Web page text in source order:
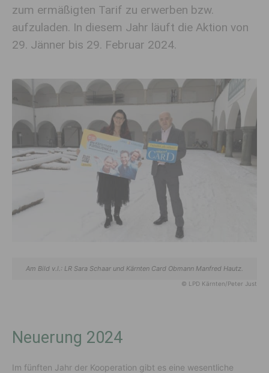
zum ermäßigten Tarif zu erwerben bzw.
aufzuladen. In diesem Jahr läuft die Aktion von
29. Jänner bis 29. Februar 2024.
Am Bild v.l.: LR Sara Schaar und Kärnten Card Obmann Manfred Hautz.
© LPD Kärnten/Peter Just
Neuerung 2024
Im fünften Jahr der Kooperation gibt es eine wesentliche